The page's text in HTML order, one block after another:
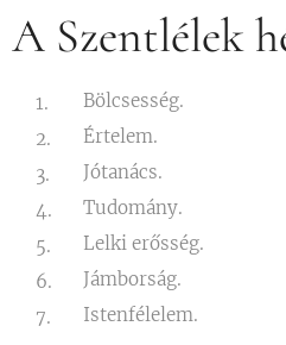
A Szentlélek
Bölcsesség.
Értelem.
Jótanács.
Tudomány.
Lelki erősség.
Jámborság.
Istenfélelem.